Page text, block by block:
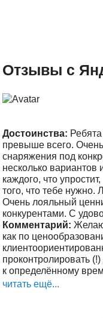
Отзывы с
Достоинства:
превыше всего.
снаряжения под
несколько вариантов
каждого, что
того, что тебе нужно.
Очень лояльный
конкурентами. С
Комментарий:
как по
проконтролировать
к определённому
читать ещё...